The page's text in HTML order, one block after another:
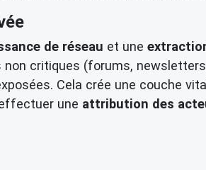
de réseau et une
non critiques (forums,
Cela crée une couche
une attribution des